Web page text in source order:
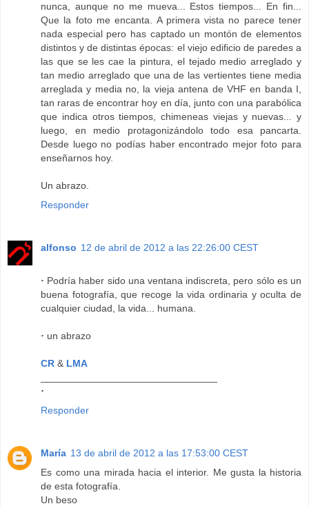
nunca, aunque no me mueva... Estos tiempos... En fin...
Que la foto me encanta. A primera vista no parece tener
nada especial pero has captado un montón de elementos
distintos y de distintas épocas: el viejo edificio de paredes a
las que se les cae la pintura, el tejado medio arreglado y
tan medio arreglado que una de las vertientes tiene media
arreglada y media no, la vieja antena de VHF en banda I,
tan raras de encontrar hoy en día, junto con una parabólica
que indica otros tiempos, chimeneas viejas y nuevas... y
luego, en medio protagonizándolo todo esa pancarta.
Desde luego no podías haber encontrado mejor foto para
enseñarnos hoy.
Un abrazo.
Responder
alfonso 12 de abril de 2012 a las 22:26:00 CEST
· Podría haber sido una ventana indiscreta, pero sólo es un
buena fotografía, que recoge la vida ordinaria y oculta de
cualquier ciudad, la vida... humana.
· un abrazo
CR & LMA
·
Responder
María 13 de abril de 2012 a las 17:53:00 CEST
Es como una mirada hacia el interior. Me gusta la historia
de esta fotografía.
Un beso